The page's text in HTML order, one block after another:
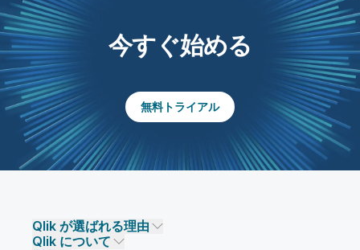
今すぐ始める
無料トライアル
Qlik が選ばれる理由
Qlik が選ばれる理由
Qlik について